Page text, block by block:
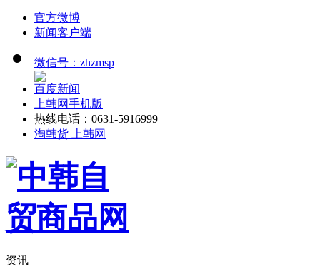
官方微博
新闻客户端
微信号：zhzmsp
百度新闻
上韩网手机版
热线电话：0631-5916999
淘韩货 上韩网
资讯